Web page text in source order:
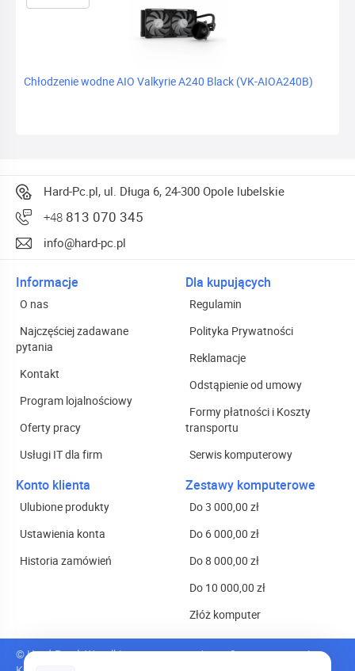
Chłodzenie wodne AIO Valkyrie A240 Black (VK-AIOA240B)
Hard-Pc.pl, ul. Długa 6, 24-300 Opole lubelskie
+48 813 070 345
info@hard-pc.pl
Informacje
O nas
Najczęściej zadawane
pytania
Kontakt
Program lojalnościowy
Oferty pracy
Usługi IT dla firm
Dla kupujących
Regulamin
Polityka Prywatności
Reklamacje
Odstąpienie od umowy
Formy płatności i Koszty
transportu
Serwis komputerowy
Konto klienta
Ulubione produkty
Ustawienia konta
Historia zamówień
Zestawy komputerowe
Do 3 000,00 zł
Do 6 000,00 zł
Do 8 000,00 zł
Do 10 000,00 zł
Złóż komputer
© Hard-Pc.pl. Wszelkie prawa zastrzeżone.Oprogramowanie